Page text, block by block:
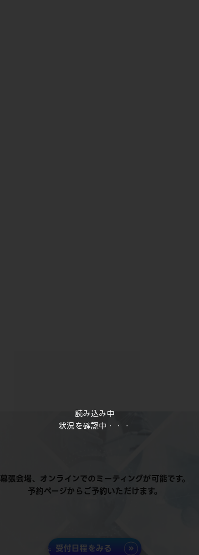
読み込み中
状況を確認中・・・
幕張会場、オンラインでのミーティングが可能です。
予約ページからご予約いただけます。
受付日程をみる